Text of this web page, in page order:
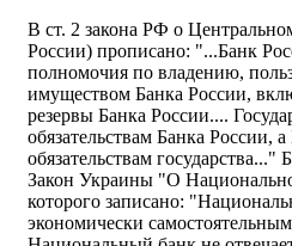
В ст. 2 закона РФ о
России) прописано: "...Банк
полномочия по владению,
имуществом Банка России,
резервы Банка России....
обязательствам Банка России,
обязательствам государства..."
Закон Украины "О
которого записано:
экономически